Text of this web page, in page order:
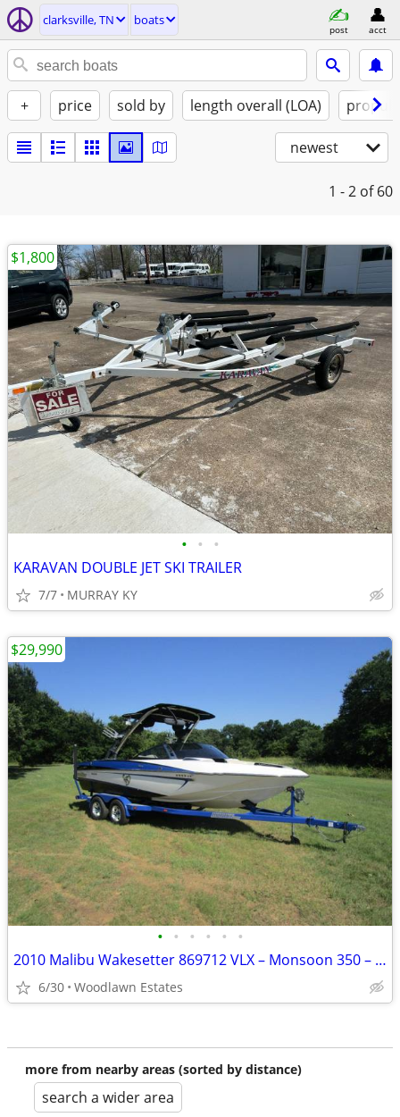
clarksville, TN boats
post acct
+ price sold by length overall (LOA)
newest
1 - 2 of 60
• • •
KARAVAN DOUBLE JET SKI TRAILER
7/7 MURRAY KY
$1,800
• • • • • •
2010 Malibu Wakesetter 869712 VLX – Monsoon 350 – Fully Loaded!
6/30 Woodlawn Estates
$29,990
more from nearby areas (sorted by distance)
search a wider area